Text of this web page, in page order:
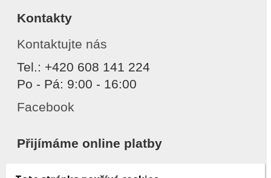
Kontakty
Kontaktujte nás
Tel.: +420 608 141 224
Po - Pá: 9:00 - 16:00
Facebook
Přijímáme online platby